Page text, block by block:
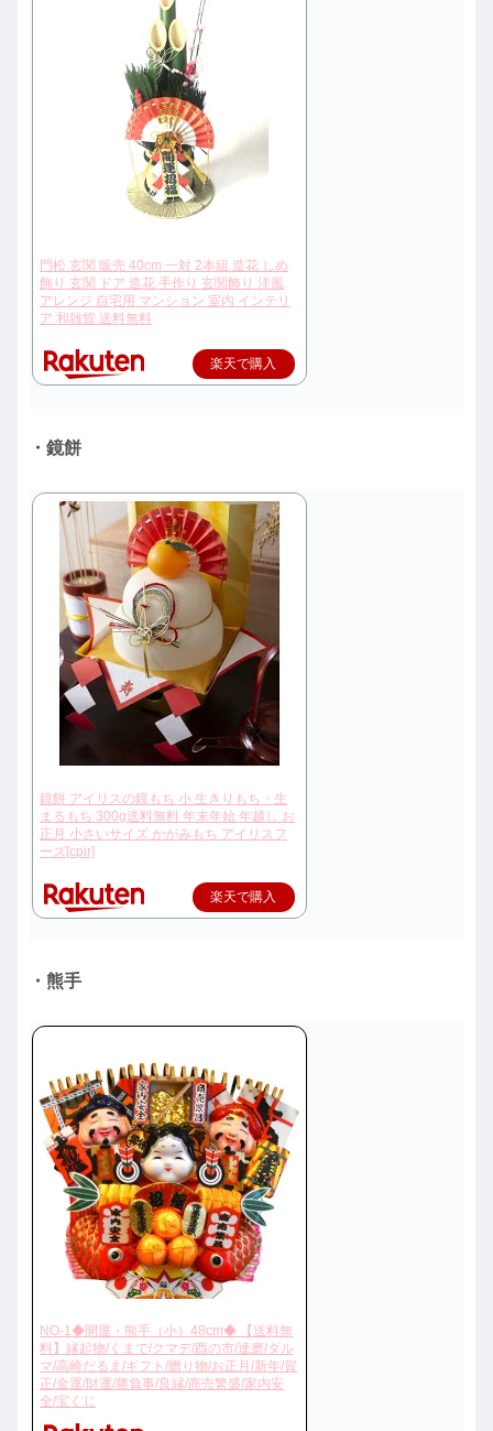
門松 玄関 販売 40cm 一対 2本組 造花 しめ
飾り 玄関 ドア 造花 手作り 玄関飾り 洋風
アレンジ 自宅用 マンション 室内 インテリ
ア 和雑貨 送料無料
楽天で購入
・鏡餅
鏡餅 アイリスの鏡もち 小 生きりもち・生
まるもち 300g送料無料 年末年始 年越し お
正月 小さいサイズ かがみもち アイリスフ
ーズ[cpir]
楽天で購入
・熊手
NO-1◆開運・熊手（小）48cm◆ 【送料無
料】縁起物/くまで/クマデ/酉の市/達磨/ダル
マ/高崎だるま/ギフト/贈り物/お正月/新年/賀
正/金運/財運/勝負事/良縁/商売繁盛/家内安
全/宝くじ